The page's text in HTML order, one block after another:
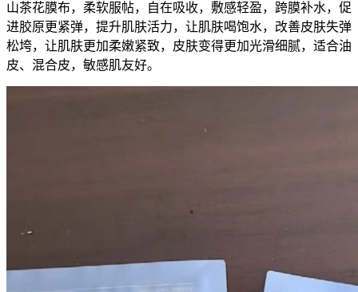
山茶花膜布，柔软服帖，自在吸收，敷感轻盈，跨膜补水，促
进胶原更紧弹，提升肌肤活力，让肌肤喝饱水，改善皮肤失弹
松垮，让肌肤更加柔嫩紧致，皮肤变得更加光滑细腻，适合油
皮、混合皮，敏感肌友好。